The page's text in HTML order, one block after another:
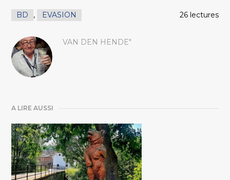
BD , EVASION 26 lectures
VAN DEN HENDE"
A LIRE AUSSI